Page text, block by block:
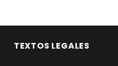
TEXTOS LEGALES